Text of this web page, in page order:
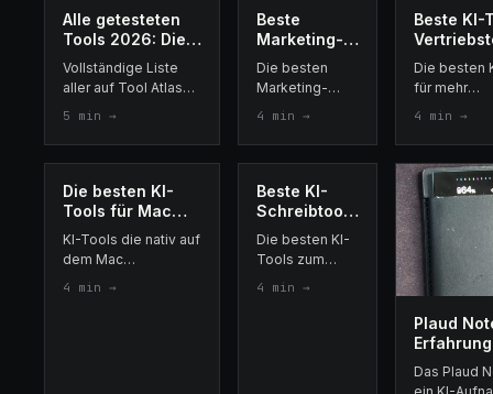
Alle getesteten
Tools 2026: Die
vollständige Liste
Vollständige Liste
aller auf Tool Atlas
getesteten Tools: KI,
Produktivität und No-
Code.
5 min →
Beste
Marketing-
Tools für
Freelancer
2026
Die besten
Marketing-
Tools für
2026: Social-
Media-Planung,
LinkedIn-
Akquise, Cold-
Outreach,
Textbausteine
und KI-
4 min →
Beste KI-
2026
Die besten
für mehr
Cold-Email,
Closer
4 min →
Die besten KI-
Tools für Mac
2026
KI-Tools die nativ auf
dem Mac
funktionieren:
4 min →
Beste KI-
Schreibtools
2026:
Getestet und
bewertet
Die besten KI-
Tools zum
schnelleren
4 min →
Plaud
2026:
nach 3
Das Plaud